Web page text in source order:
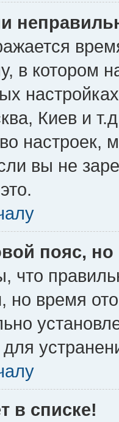
в котором
Киев и
настроек,
вы не
пояс,
что
но время
в списке!